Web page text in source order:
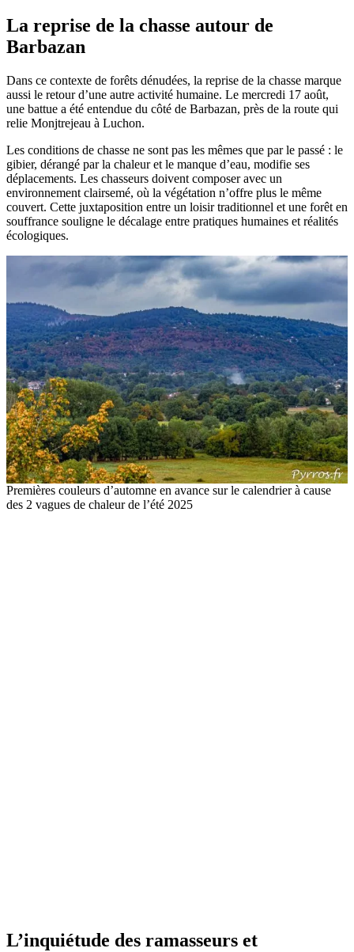
La reprise de la chasse autour de
Barbazan
Dans ce contexte de forêts dénudées, la reprise de la chasse marque
aussi le retour d’une autre activité humaine. Le mercredi 17 août,
une battue a été entendue du côté de Barbazan, près de la route qui
relie Monjtrejeau à Luchon.
Les conditions de chasse ne sont pas les mêmes que par le passé : le
gibier, dérangé par la chaleur et le manque d’eau, modifie ses
déplacements. Les chasseurs doivent composer avec un
environnement clairsemé, où la végétation n’offre plus le même
couvert. Cette juxtaposition entre un loisir traditionnel et une forêt en
souffrance souligne le décalage entre pratiques humaines et réalités
écologiques.
Premières couleurs d’automne en avance sur le calendrier à cause
des 2 vagues de chaleur de l’été 2025
L’inquiétude des ramasseurs et